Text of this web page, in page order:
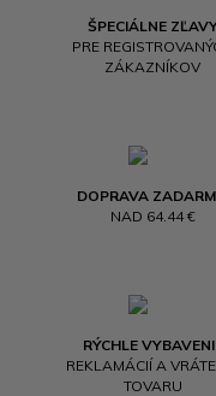
ŠPECIÁLNE
PRE
ZÁKAZNÍKOV
DOPRAVA
NAD 64.44 €
RÝCHLE
REKLAMÁCIÍ A
TOVARU